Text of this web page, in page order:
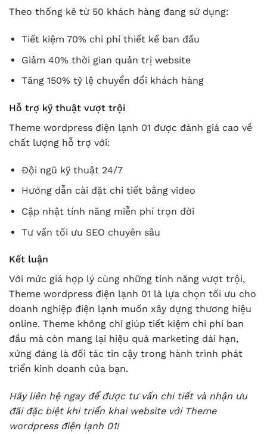
Theo thống kê từ 50 khách hàng đang sử dụng:
Tiết kiệm 70% chi phí thiết kế ban đầu
Giảm 40% thời gian quản trị website
Tăng 150% tỷ lệ chuyển đổi khách hàng
Hỗ trợ kỹ thuật vượt trội
Theme wordpress điện lạnh 01 được đánh giá cao về
chất lượng hỗ trợ với:
Đội ngũ kỹ thuật 24/7
Hướng dẫn cài đặt chi tiết bằng video
Cập nhật tính năng miễn phí trọn đời
Tư vấn tối ưu SEO chuyên sâu
Kết luận
Với mức giá hợp lý cùng những tính năng vượt trội,
Theme wordpress điện lạnh 01 là lựa chọn tối ưu cho
doanh nghiệp điện lạnh muốn xây dựng thương hiệu
online. Theme không chỉ giúp tiết kiệm chi phí ban
đầu mà còn mang lại hiệu quả marketing dài hạn,
xứng đáng là đối tác tin cậy trong hành trình phát
triển kinh doanh của bạn.
Hãy liên hệ ngay để được tư vấn chi tiết và nhận ưu
đãi đặc biệt khi triển khai website với Theme
wordpress điện lạnh 01!